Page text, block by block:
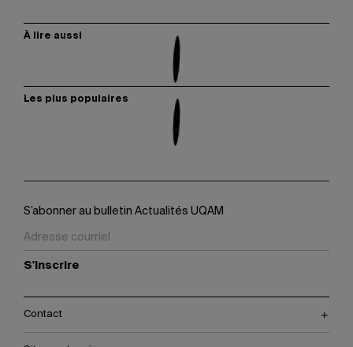
À lire aussi
Les plus populaires
S’abonner au bulletin Actualités UQAM
S'inscrire
Contact